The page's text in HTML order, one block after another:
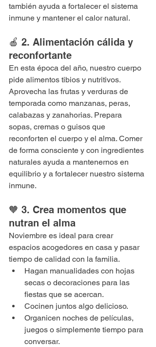
también ayuda a fortalecer el sistema
inmune y mantener el calor natural.
🍎 2. Alimentación cálida y
reconfortante
En esta época del año, nuestro cuerpo
pide alimentos tibios y nutritivos.
Aprovecha las frutas y verduras de
temporada como manzanas, peras,
calabazas y zanahorias. Prepara
sopas, cremas o guisos que
reconforten el cuerpo y el alma. Comer
de forma consciente y con ingredientes
naturales ayuda a mantenernos en
equilibrio y a fortalecer nuestro sistema
inmune.
🧡 3. Crea momentos que
nutran el alma
Noviembre es ideal para crear
espacios acogedores en casa y pasar
tiempo de calidad con la familia.
Hagan manualidades con hojas
secas o decoraciones para las
fiestas que se acercan.
Cocinen juntos algo delicioso.
Organicen noches de películas,
juegos o simplemente tiempo para
conversar.